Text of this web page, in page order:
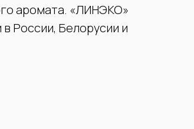
аромата. «ЛИНЭКО»
России, Белорусии и